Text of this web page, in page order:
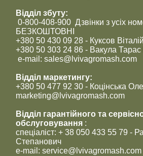
Відділ збуту:
0-800-408-900 Дзвінки з усіх
БЕЗКОШТОВНІ
+380 50 430 09 28 - Куксов
+380 50 303 24 86 - Вакула
e-mail: sales@lvivagromash.com
Відділ маркетингу:
+380 50 477 92 30 - Коцінська
marketing@lvivagromash.com
Відділ гарантійного та
обслуговування :
спеціаліст: + 38 050 433 55 79 -
Степанович
e-mail: service@lvivagromash.com